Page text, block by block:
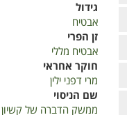
גידול
אבטיח
זן הפרי
אבטיח מללי
חוקר אחראי
מרי דפני ילין
שם הניסוי
ממשק הדברה של קשיון